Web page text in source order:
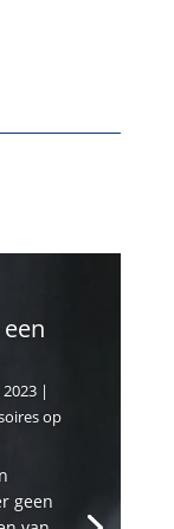
|
op
geen